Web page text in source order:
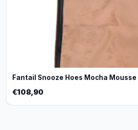
Fantail Snooze Hoes Mocha
€108,90